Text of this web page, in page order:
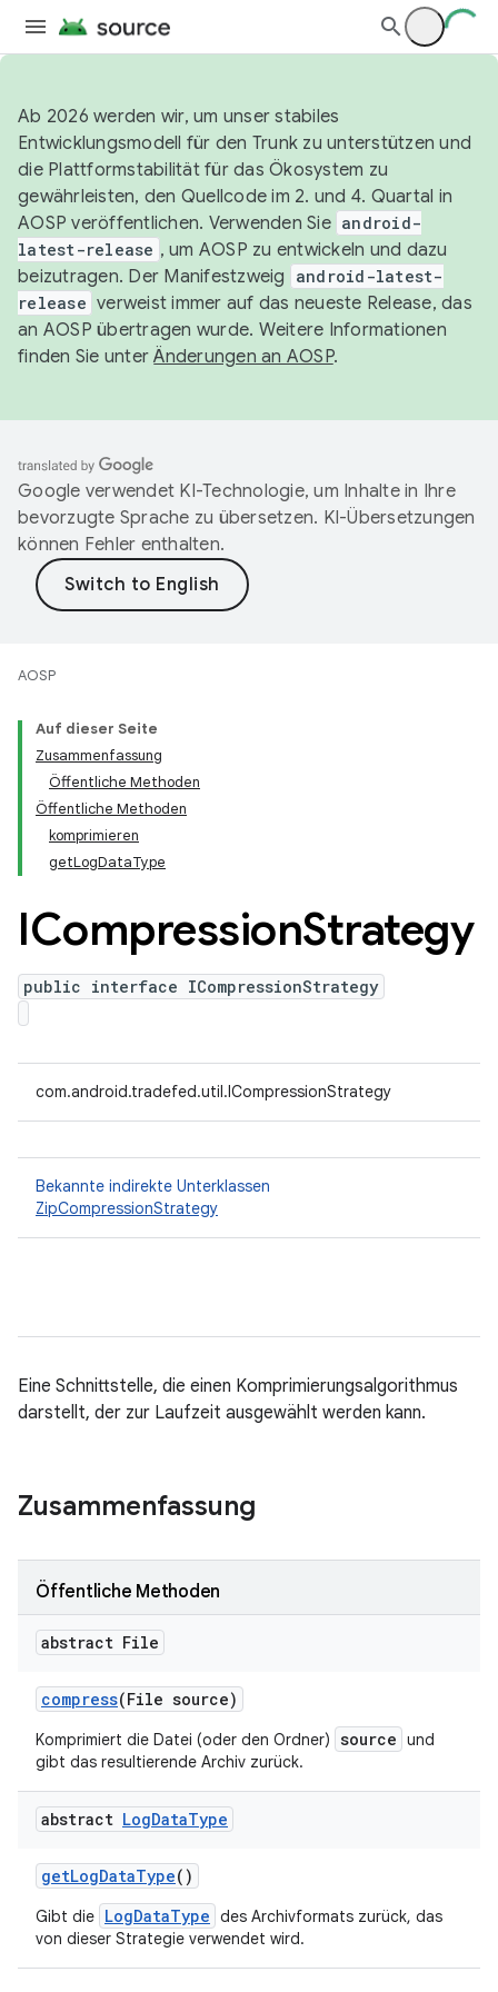
Ab 2026 werden wir, um unser stabiles
Entwicklungsmodell für den Trunk zu unterstützen und
die Plattformstabilität für das Ökosystem zu
gewährleisten, den Quellcode im 2. und 4. Quartal in
AOSP veröffentlichen. Verwenden Sie android-
latest-release , um AOSP zu entwickeln und dazu
beizutragen. Der Manifestzweig
android-latest-
release verweist immer auf das neueste Release, das
an AOSP übertragen wurde. Weitere Informationen
finden Sie unterÄnderungen an AOSP.
Google verwendet KI-Technologie, um Inhalte in Ihre
bevorzugte Sprache zu übersetzen. KI-Übersetzungen
können Fehler enthalten.
AOSP
Auf dieser Seite
Zusammenfassung
Öffentliche Methoden
Öffentliche Methoden
komprimieren
getLogDataType
ICompressionStrategy
public interface ICompressionStrategy
com.android.tradefed.util.ICompressionStrategy
Bekannte indirekte Unterklassen
ZipCompressionStrategy
Eine Schnittstelle, die einen Komprimierungsalgorithmus
darstellt, der zur Laufzeit ausgewählt werden kann.
Zusammenfassung
Öffentliche Methoden
abstract File
compress(File source)
Komprimiert die Datei (oder den Ordner) source und
gibt das resultierende Archiv zurück.
abstract LogDataType
getLogDataType()
Gibt die LogDataType des Archivformats zurück, das
von dieser Strategie verwendet wird.